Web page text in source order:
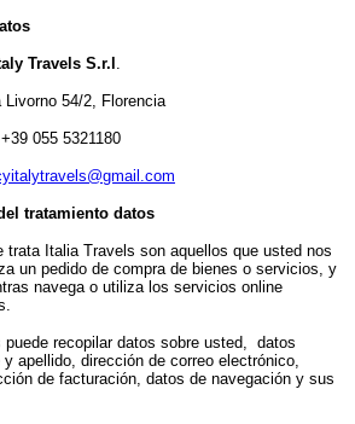
Travels S.r.l .
54/2, Florencia
055 5321180
tratamiento datos
trata Italia Travels son aquellos que usted nos
un pedido de compra de bienes o servicios, y
navega o utiliza los servicios online
recopilar datos sobre usted, datos
apellido, dirección de correo electrónico,
de facturación, datos de navegación y sus